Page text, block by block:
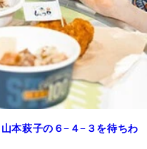
本萩子の６−４−３を待ちわ